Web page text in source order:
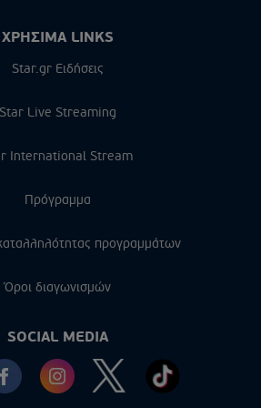
ΧΡΗΣΙΜΑ LINKS
Star.gr Ειδήσεις
Star Live Streaming
International Stream
Πρόγραμμα
προγραμμάτων
Όροι διαγωνισμών
SOCIAL MEDIA